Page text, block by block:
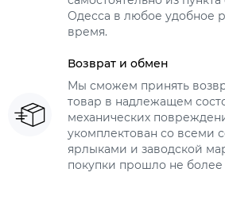
Одесса в любое удобное
время.
Возврат и обмен
Мы сможем принять
товар в надлежащем
механических
укомплектован со всеми
ярлыками и заводской
покупки прошло не более